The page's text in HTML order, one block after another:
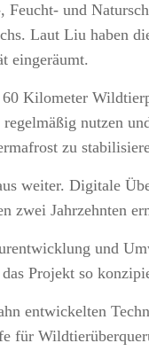
und
Laut Liu haben
eingeräumt.
Kilometer
nutzen
zu
weiter. Digitale
zwei Jahrzehnten
und
Projekt so
entwickelten
für